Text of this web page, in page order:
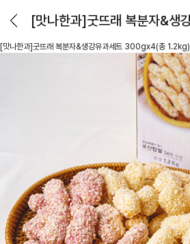
[맛나한과]굿뜨래 복분자&생강유과세트 300gx4(총 1.2kg)